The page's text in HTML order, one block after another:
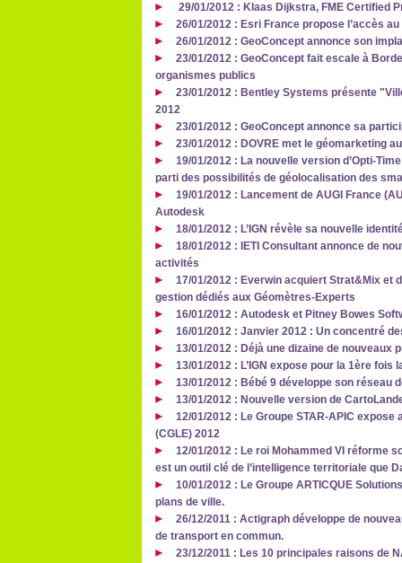
29/01/2012 : Klaas Dijkstra, FME Certified
26/01/2012 : Esri France propose l’accès
26/01/2012 : GeoConcept annonce son
23/01/2012 : GeoConcept fait escale à
organismes publics
23/01/2012 : Bentley Systems présente
2012
23/01/2012 : GeoConcept annonce sa
23/01/2012 : DOVRE met le géomarketing
19/01/2012 : La nouvelle version d’Opti-
parti des possibilités de géolocalisation des
19/01/2012 : Lancement de AUGI France
Autodesk
18/01/2012 : L’IGN révèle sa nouvelle
18/01/2012 : IETI Consultant annonce de
activités
17/01/2012 : Everwin acquiert Strat&Mix et
gestion dédiés aux Géomètres-Experts
16/01/2012 : Autodesk et Pitney Bowes
16/01/2012 : Janvier 2012 : Un concentré
13/01/2012 : Déjà une dizaine de nouveaux
13/01/2012 : L’IGN expose pour la 1ère fois
13/01/2012 : Bébé 9 développe son réseau
13/01/2012 : Nouvelle version de
12/01/2012 : Le Groupe STAR-APIC
(CGLE) 2012
12/01/2012 : Le roi Mohammed VI réforme
est un outil clé de l’intelligence territoriale que
10/01/2012 : Le Groupe ARTICQUE
plans de ville.
26/12/2011 : Actigraph développe de
de transport en commun.
23/12/2011 : Les 10 principales raisons de